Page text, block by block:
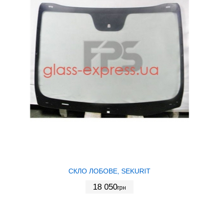
СКЛО ЛОБОВЕ, SEKURIT
18 050грн